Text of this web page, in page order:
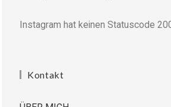
Instagram hat keinen Statuscode
Kontakt